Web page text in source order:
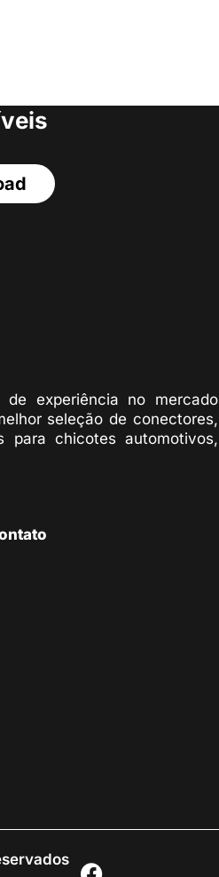
experiência no mercado
seleção de conectores,
para chicotes automotivos,